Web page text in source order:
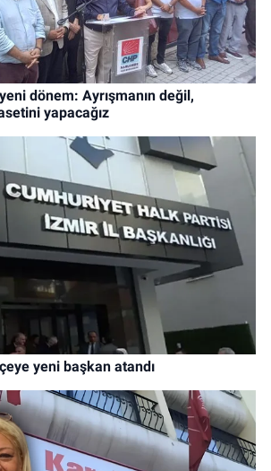
dönem: Ayrışmanın değil,
yapacağız
yeni başkan atandı